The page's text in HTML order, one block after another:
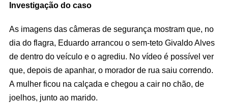
Investigação do caso
As imagens das câmeras de segurança mostram que, no
dia do flagra, Eduardo arrancou o sem-teto Givaldo Alves
de dentro do veículo e o agrediu. No vídeo é possível ver
que, depois de apanhar, o morador de rua saiu correndo.
A mulher ficou na calçada e chegou a cair no chão, de
joelhos, junto ao marido.